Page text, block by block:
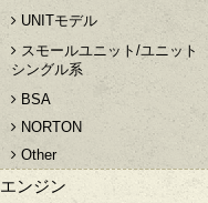
UNITモデル
スモールユニット/ユニット
シングル系
BSA
NORTON
Other
エンジン